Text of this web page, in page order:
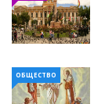
ОБЩЕСТВО